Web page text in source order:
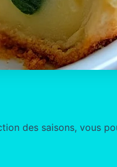
des saisons, vous